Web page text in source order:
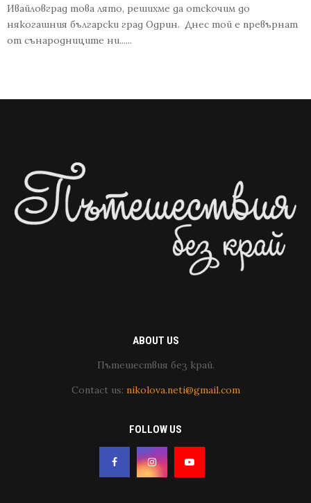
Ивайловград това лято, решихме да отскочим до
някогашния български град Одрин. Днес той е превърнат
от сънародниците ни......
ABOUT US
Пътешествия без край.
Contact us: nikolova.neti@gmail.com
FOLLOW US